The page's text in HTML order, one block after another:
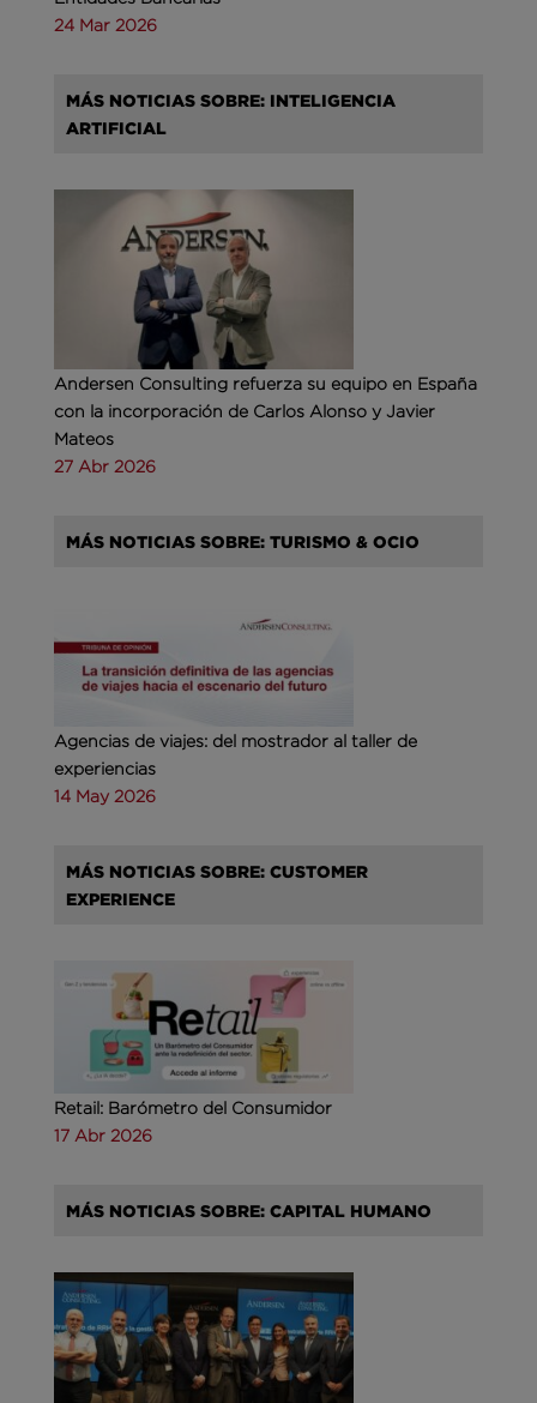
24 Mar 2026
MÁS NOTICIAS SOBRE: INTELIGENCIA
ARTIFICIAL
Andersen Consulting refuerza su equipo en España
con la incorporación de Carlos Alonso y Javier
Mateos
27 Abr 2026
MÁS NOTICIAS SOBRE: TURISMO & OCIO
Agencias de viajes: del mostrador al taller de
experiencias
14 May 2026
MÁS NOTICIAS SOBRE: CUSTOMER
EXPERIENCE
Retail: Barómetro del Consumidor
17 Abr 2026
MÁS NOTICIAS SOBRE: CAPITAL HUMANO